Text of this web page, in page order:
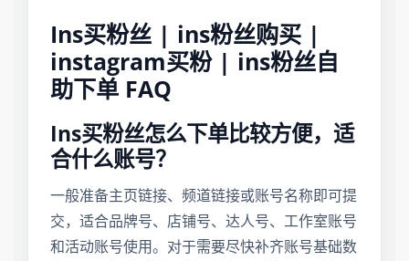
Ins买粉丝 | ins粉丝购买 |
instagram买粉 | ins粉丝自
助下单 FAQ
Ins买粉丝怎么下单比较方便，适
合什么账号？
一般准备主页链接、频道链接或账号名称即可提
交，适合品牌号、店铺号、达人号、工作室账号
和活动账号使用。对于需要尽快补齐账号基础数